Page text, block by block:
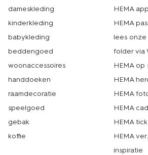
dameskleding
kinderkleding
babykleding
beddengoed
woonaccessoires
handdoeken
raamdecoratie
speelgoed
gebak
koffie
HEMA app
HEMA pas
lees
folder via
HEMA op
HEMA
HEMA
HEMA
HEMA
HEMA
inspiratie